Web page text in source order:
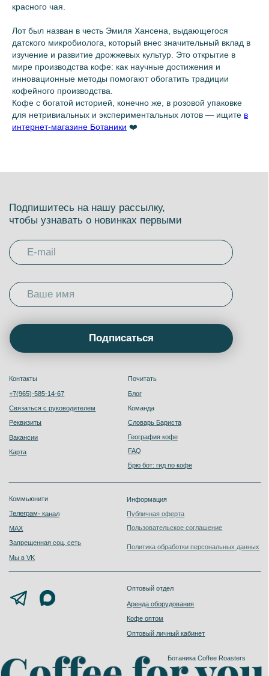
красного чая.
Лот был назван в честь Эмиля Хансена, выдающегося
датского микробиолога, который внес значительный вклад в
изучение и развитие дрожжевых культур. Это открытие в
мире производства кофе: как научные достижения и
инновационные методы помогают обогатить традиции
кофейного производства.
Кофе с богатой историей, конечно же, в розовой упаковке
для нетривиальных и экспериментальных лотов — ищите в
интернет-магазине Ботаники ❤️
Аренда оборудования
+7(965)-585-14-67
Контакты
Связаться с руководителем
Блог
FAQ
География кофе
Вакансии
Карта
Команда
Мы в VK
Почитать
Подписаться